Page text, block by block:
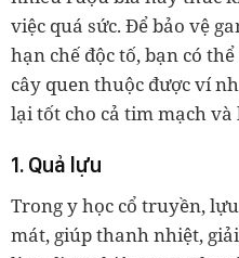
việc quá sức. Để bảo vệ
hạn chế độc tố, bạn có
cây quen thuộc được ví
lại tốt cho cả tim mạch
1. Quả lựu
Trong y học cổ truyền,
mát, giúp thanh nhiệt,